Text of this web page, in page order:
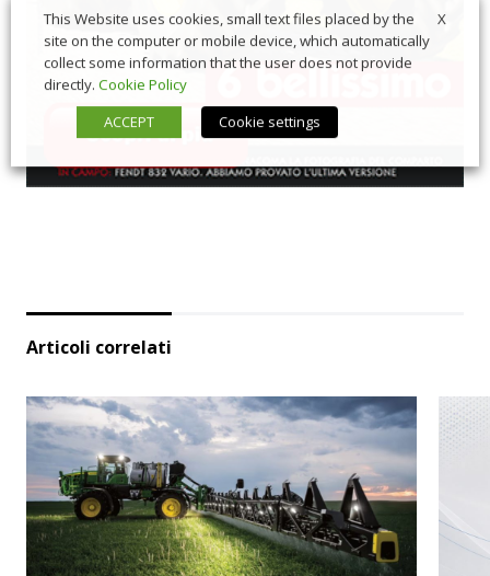
Articoli correlati
X
This Website uses cookies, small text files placed by the
site on the computer or mobile device, which automatically
collect some information that the user does not provide
directly. Cookie Policy
ACCEPT
Cookie settings